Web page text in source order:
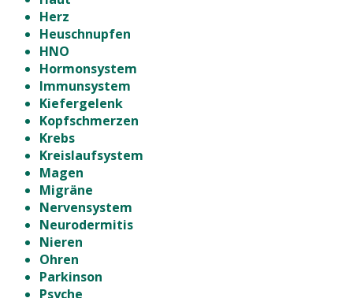
Herz
Heuschnupfen
HNO
Hormonsystem
Immunsystem
Kiefergelenk
Kopfschmerzen
Krebs
Kreislaufsystem
Magen
Migräne
Nervensystem
Neurodermitis
Nieren
Ohren
Parkinson
Psyche